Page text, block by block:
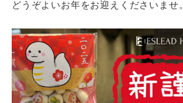
どうぞよいお年をお迎えくださいませ。